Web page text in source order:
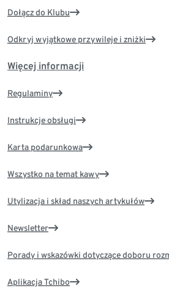
Dołącz do Klubu
Odkryj wyjątkowe przywileje i zniżki
Więcej informacji
Regulaminy
Instrukcje obsługi
Karta podarunkowa
Wszystko na temat kawy
Utylizacja i skład naszych artykułów
Newsletter
Porady i wskazówki dotyczące doboru
Aplikacja Tchibo